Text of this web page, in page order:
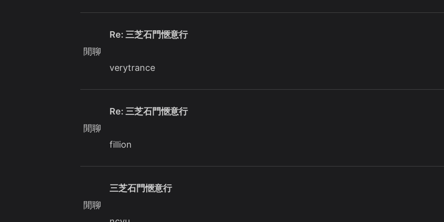
閒聊
Re: 三芝石門愜意行
verytrance
閒聊
Re: 三芝石門愜意行
fillion
閒聊
三芝石門愜意行